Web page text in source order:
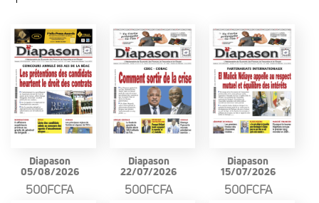
Diapason
05/08/2026
500FCFA
Diapason
22/07/2026
500FCFA
Diapason
15/07/2026
500FCFA